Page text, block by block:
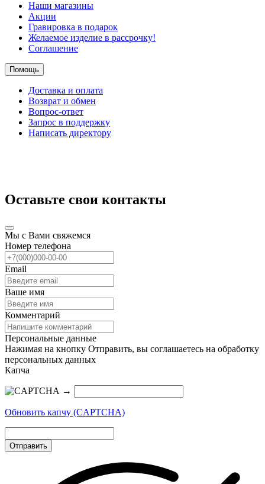
Наши магазины
Акции
Гравировка в подарок
Желаемое изделие в рассрочку!
Соглашение
Помощь
Доставка и оплата
Возврат и обмен
Вопрос-ответ
Запрос в поддержку
Написать директору
Оставьте свои контакты
Мы с Вами свяжемся
Номер телефона
Email
Ваше имя
Комментарий
Персональные данные
Нажимая на кнопку Отправить, вы соглашаетесь на обработку
персональных данных
Капча
→
Обновить капчу (CAPTCHA)
Отправить